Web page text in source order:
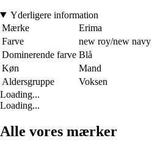
Yderligere information
Mærke
Erima
Farve
new roy/new navy
Dominerende farve Blå
Køn
Mand
Aldersgruppe
Voksen
Loading...
Loading...
Alle vores mærker